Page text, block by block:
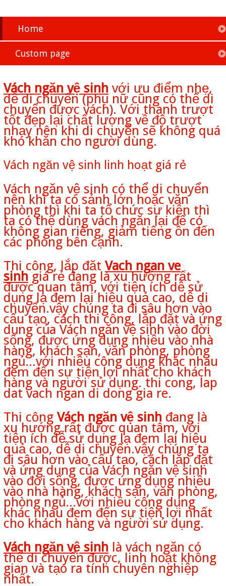
Home
Custom page
Vách ngăn vệ sinh với ưu điểm nhẹ,
dễ di chuyển (phụ nữ cũng có thể di
chuyển được vách). Với thanh trượt
tốt đẹp lại chất lượng về độ trượt
nhạy nên khi di chuyển sẽ không quá
khó khăn cho người dùng.
Vách ngăn vệ sinh linh hoạt giá rẻ
Vách ngăn vệ sinh có thể di chuyển
nên khi ta có sảnh lớn hoặc văn
phòng thì khi ta tổ chức sự kiện thì
ta có thể dùng vách ngăn lại để có
không gian riêng, giảm tiếng ồn đến
các phòng bên cạnh.
Thi công, lắp đăt Vach ngan ve
sinh giá rẻ đang là xu hướng rất
được quan tâm, với tiện ích dễ sử
dụng lạ đem lại hiệu quả cao, dễ di
chuyển.vậy chúng ta đi sâu hơn vào
cấu tạo, cách thi công, lắp đặt và ứng
dụng của Vách ngăn vệ sinh vào đời
sống, được ứng dụng nhiều vào nhà
hàng, khách sạn, văn phòng, phòng
ngủ...với nhiều công dụng khác nhau
đem đến sự tiện lợi nhất cho khách
hàng và người sử dụng. thi cong, lap
dat vach ngan di dong gia re.
Thi công Vách ngăn vệ sinh đang là
xu hướng rất được quan tâm, với
tiện ích dễ sử dụng lạ đem lại hiệu
quả cao, dễ di chuyển.vậy chúng ta
đi sâu hơn vào cấu tạo, cách lắp đặt
và ứng dụng của Vách ngăn vệ sinh
vào đời sống, được ứng dụng nhiều
vào nhà hàng, khách sạn, văn phòng,
phòng ngủ...với nhiều công dụng
khác nhau đem đến sự tiện lợi nhất
cho khách hàng và người sử dụng.
Vách ngăn vệ sinh là vách ngăn có
thể di chuyển được, linh hoạt không
gian và tạo ra tính chuyên nghiệp
nhất.